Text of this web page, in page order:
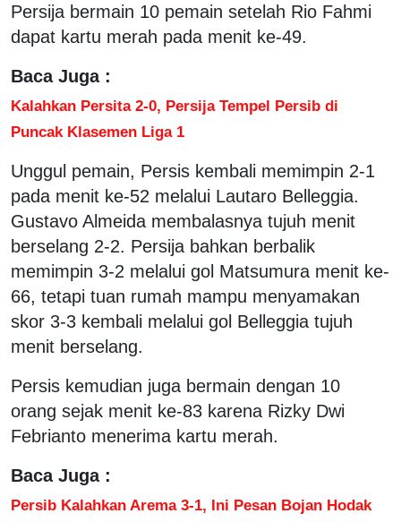
Persija bermain 10 pemain setelah Rio Fahmi
dapat kartu merah pada menit ke-49.
Baca Juga :
Kalahkan Persita 2-0, Persija Tempel Persib di
Puncak Klasemen Liga 1
Unggul pemain, Persis kembali memimpin 2-1
pada menit ke-52 melalui Lautaro Belleggia.
Gustavo Almeida membalasnya tujuh menit
berselang 2-2. Persija bahkan berbalik
memimpin 3-2 melalui gol Matsumura menit ke-
66, tetapi tuan rumah mampu menyamakan
skor 3-3 kembali melalui gol Belleggia tujuh
menit berselang.
Persis kemudian juga bermain dengan 10
orang sejak menit ke-83 karena Rizky Dwi
Febrianto menerima kartu merah.
Baca Juga :
Persib Kalahkan Arema 3-1, Ini Pesan Bojan Hodak